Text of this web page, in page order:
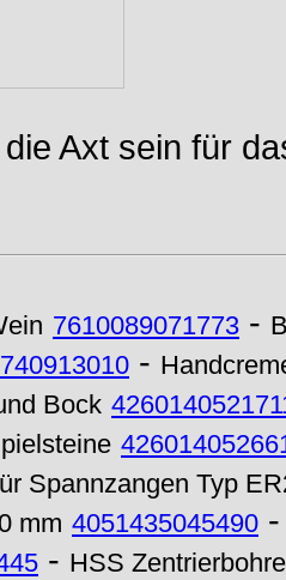
Axt sein für
7610089071773 -
-
Bock
Spannzangen Typ
mm 4051435045490
- HSS